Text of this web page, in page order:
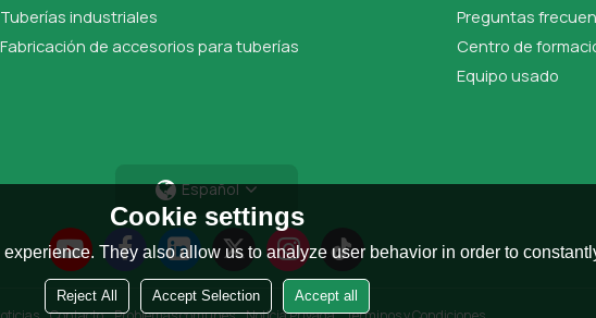
Tuberías industriales
Fabricación de accesorios para tuberías
Preguntas
Centro de
Equipo usado
Español
Cookie settings
They also allow us to analyze user behavior in order to
Reject All Accept Selection Accept all